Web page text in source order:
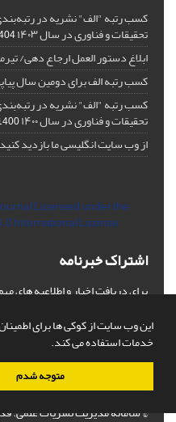
این وب سایت از کوکی ها برای اطمینان
خدمات استفاده می کند.
متوجه شدم
کسب رتبه "الف" نشریه در
تحقیقات و فناوری در سال ۱۴۰۳ 07-07
ابلاغ دستور العمل ارجاع دهی/ تیرماه
کسب رتبه الف برای دومین سال
کسب رتبه "الف" نشریه در
تحقیقات و فناوری در سال ۱۴۰۰ 04-27
از وب سایت انگلیسی ما بازدید
Licensedunder the
International License
اشتراک خبرنامه
برای دریافت اخبار و اطلاعیه
© سامانه مدیریت نشریات علمی.